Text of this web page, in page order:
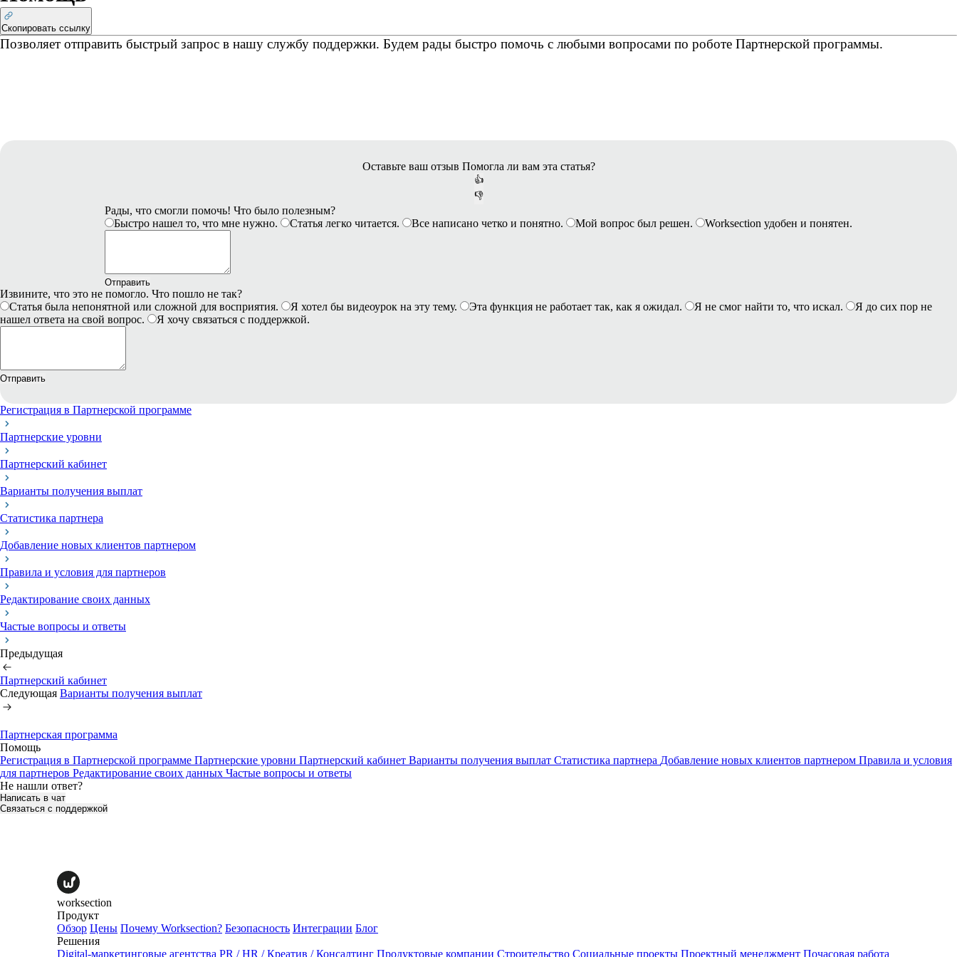
Скопировать ссылку
Оставьте ваш отзыв Помогла ли вам эта статья?
👍
👎
Рады, что смогли помочь! Что было полезным?
Быстро нашел то, что мне нужно.
Статья легко читается. Все написано четко и понятно. Мой вопрос был решен. Worksection удобен и понятен.
Отправить
Извините, что это не помогло. Что пошло не так?
Статья была непонятной или сложной для восприятия.
Я хотел бы видеоурок на эту тему. Эта функция не работает так, как я ожидал. Я не смог найти то, что искал.
Я до сих пор не
нашел ответа на свой вопрос.
Я хочу связаться с поддержкой.
Отправить
Регистрация в Партнерской программе
Партнерские уровни
Партнерский кабинет
Варианты получения выплат
Статистика партнера
Добавление новых клиентов партнером
Правила и условия для партнеров
Редактирование своих данных
Частые вопросы и ответы
Предыдущая
Партнерский кабинет
Следующая Варианты получения выплат
Партнерская программа
Помощь
Регистрация в Партнерской программе Партнерские уровни Партнерский кабинет Варианты получения выплат Статистика партнера Добавление новых клиентов партнером Правила и условия
для партнеров Редактирование своих данных Частые вопросы и ответы
Не нашли ответ?
Написать в чат
Связаться с поддержкой
worksection
Продукт
Обзор Цены Почему Worksection? Безопасность Интеграции Блог
Решения
Digital-маркетинговые агентства PR / HR / Креатив / Консалтинг Продуктовые компании Строительство Социальные проекты Проектный менеджмент Почасовая работа